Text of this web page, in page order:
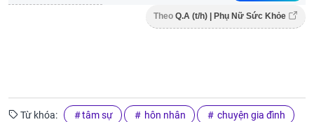
Theo Q.A (t/h) | Phụ Nữ Sức Khỏe
Từ khóa: tâm sự hôn nhân chuyện gia đình